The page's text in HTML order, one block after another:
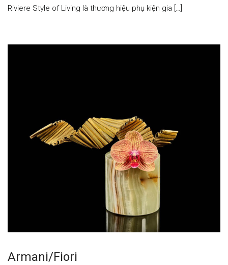
Riviere Style of Living là thương hiệu phụ kiện gia […]
Armani/Fiori